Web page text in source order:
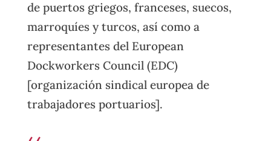
de puertos griegos, franceses, suecos,
marroquíes y turcos, así como a
representantes del European
Dockworkers Council (EDC)
[organización sindical europea de
trabajadores portuarios].